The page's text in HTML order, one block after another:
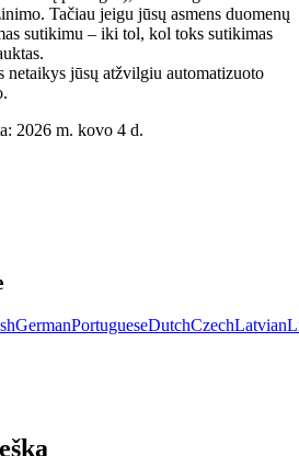
Tačiau jeigu jūsų asmens duomenų
sutikimu – iki tol, kol toks sutikimas
netaikys jūsų atžvilgiu automatizuoto
2026 m. kovo 4 d.
GermanPortugueseDutchCzechLatvian